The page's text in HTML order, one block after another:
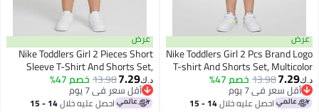
عرض
Nike Toddlers Girl 2 Pcs Brand Logo
T-shirt And Shorts Set, Multicolor
د.ك‏7.29
13.98خصم 47%
أقل سعر في 7 يوم
أقل سعر في 7 يوماحصل عليه خلال 14 - 15
عرض
Nike Toddlers Girl 2 Pieces Short
Sleeve T-Shirt And Shorts Set,
Multicolor
د.ك‏7.29
13.98خصم 47%
أقل سعر في 7 يوم
أقل سعر في 7 يوماحصل عليه خلال 14 - 15